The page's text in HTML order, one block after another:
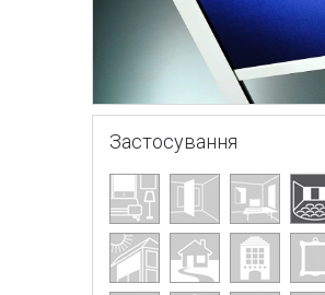
Застосування